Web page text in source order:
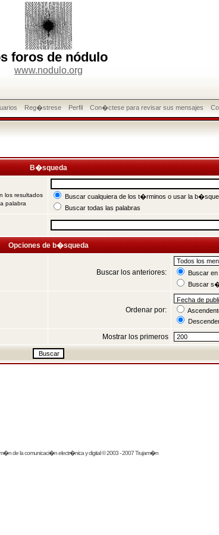
foros de nódulo
www.nodulo.org
Reg�strese Perfil Con�ctese para revisar sus mensajes
B�squeda
los resultados
palabra
Buscar cualquiera de los t�rminos o usar la
Buscar todas las palabras
Opciones de b�squeda
Buscar los anteriores:
Buscar
Buscar
Ordenar por:
Mostrar los primeros
de la comunicaci�n electr�nica y digital © 2003 - 2007 Trujam�n